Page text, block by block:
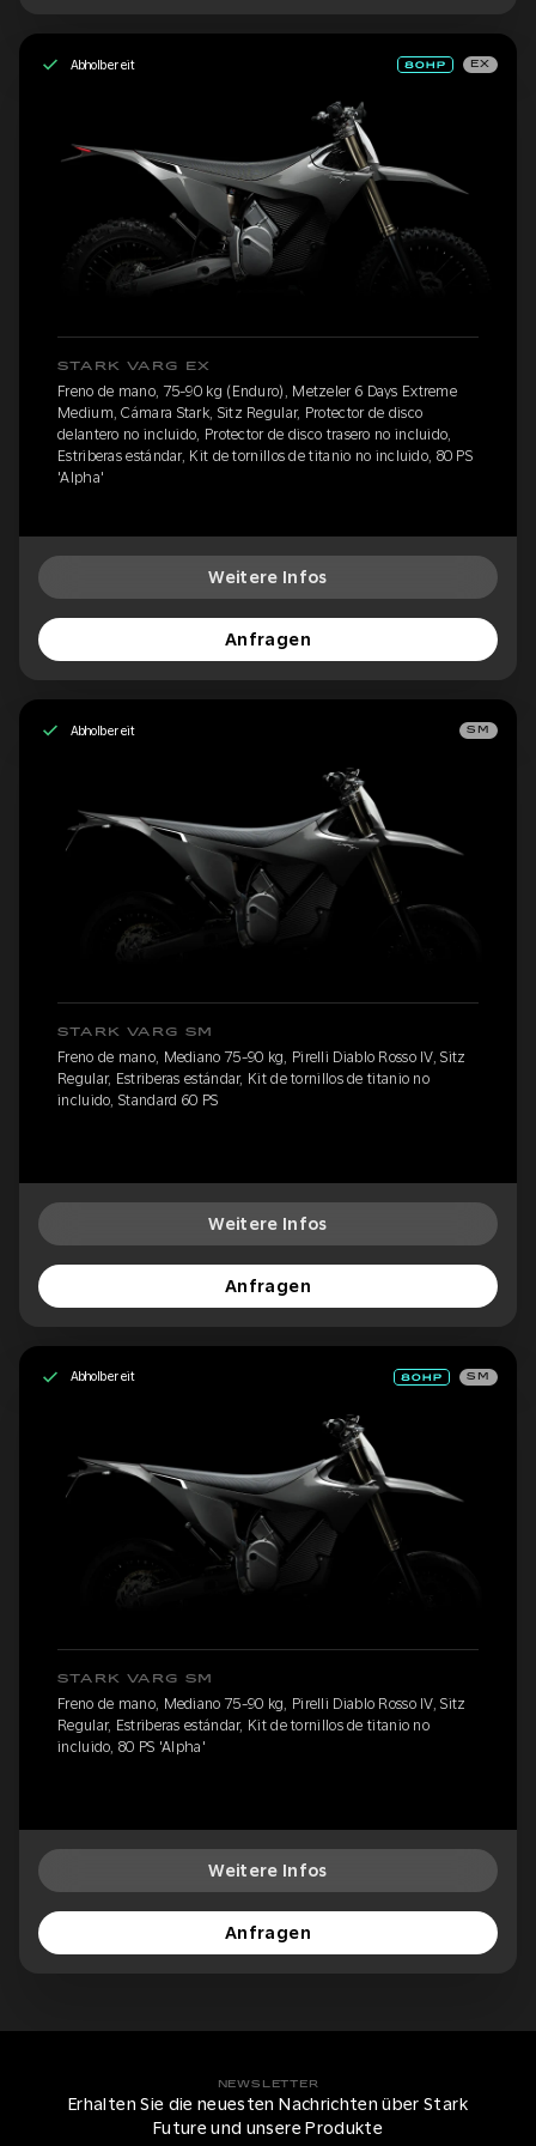
Abholbereit EX
STARK VARG EX
Freno de mano, 75-90 kg (Enduro), Metzeler 6 Days Extreme
Medium, Cámara Stark, Sitz Regular, Protector de disco
delantero no incluido, Protector de disco trasero no incluido,
Estriberas estándar, Kit de tornillos de titanio no incluido, 80 PS
'Alpha'
Weitere Infos
Anfragen
Abholbereit SM
STARK VARG SM
Freno de mano, Mediano 75-90 kg, Pirelli Diablo Rosso IV, Sitz
Regular, Estriberas estándar, Kit de tornillos de titanio no
incluido, Standard 60 PS
Weitere Infos
Anfragen
Abholbereit SM
STARK VARG SM
Freno de mano, Mediano 75-90 kg, Pirelli Diablo Rosso IV, Sitz
Regular, Estriberas estándar, Kit de tornillos de titanio no
incluido, 80 PS 'Alpha'
Weitere Infos
Anfragen
NEWSLETTER
Erhalten Sie die neuesten Nachrichten über Stark
Future und unsere Produkte